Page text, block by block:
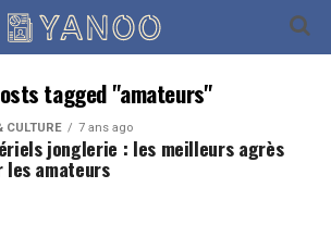
tagged "amateurs"
CULTURE 7 ans ago
jonglerie : les meilleurs agrès
les amateurs